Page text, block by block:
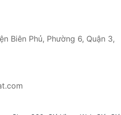
Biên Phủ, Phường 6, Quận 3,